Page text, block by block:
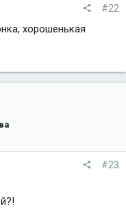
#22
хорошенькая
#23